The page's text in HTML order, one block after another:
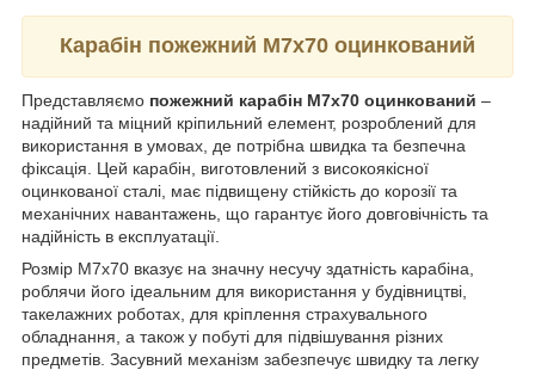
Карабін пожежний М7х70 оцинкований
Представляємо пожежний карабін М7х70 оцинкований –
надійний та міцний кріпильний елемент, розроблений для
використання в умовах, де потрібна швидка та безпечна
фіксація. Цей карабін, виготовлений з високоякісної
оцинкованої сталі, має підвищену стійкість до корозії та
механічних навантажень, що гарантує його довговічність та
надійність в експлуатації.
Розмір М7х70 вказує на значну несучу здатність карабіна,
роблячи його ідеальним для використання у будівництві,
такелажних роботах, для кріплення страхувального
обладнання, а також у побуті для підвішування різних
предметів. Засувний механізм забезпечує швидку та легку